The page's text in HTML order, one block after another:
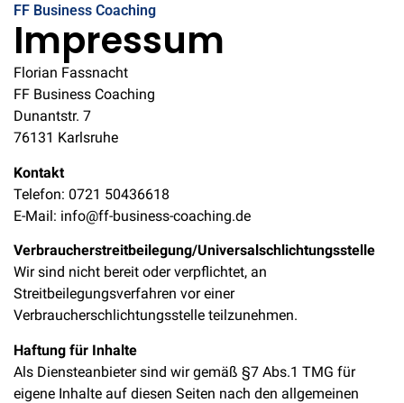
FF Business Coaching
Impressum
Florian Fassnacht
FF Business Coaching
Dunantstr. 7
76131 Karlsruhe
Kontakt
Telefon: 0721 50436618
E-Mail: info@ff-business-coaching.de
Verbraucher­streit­beilegung/Universal­schlichtungs­stelle
Wir sind nicht bereit oder verpflichtet, an
Streitbeilegungsverfahren vor einer
Verbraucherschlichtungsstelle teilzunehmen.
Haftung für Inhalte
Als Diensteanbieter sind wir gemäß §7 Abs.1 TMG für
eigene Inhalte auf diesen Seiten nach den allgemeinen